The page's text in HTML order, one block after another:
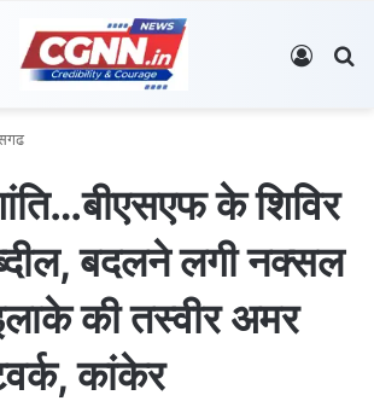
Log In
के शिविर
बदलने लगी नक्सल
की तस्वीर अमर
कांकेर